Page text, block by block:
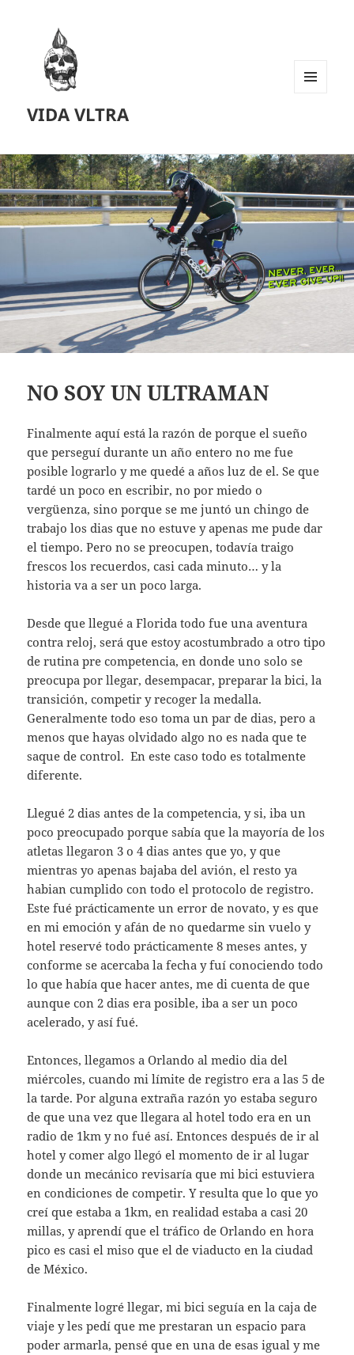
VIDA VLTRA
NO SOY UN ULTRAMAN
Finalmente aquí está la razón de porque el sueño
que perseguí durante un año entero no me fue
posible lograrlo y me quedé a años luz de el. Se que
tardé un poco en escribir, no por miedo o
vergüenza, sino porque se me juntó un chingo de
trabajo los dias que no estuve y apenas me pude dar
el tiempo. Pero no se preocupen, todavía traigo
frescos los recuerdos, casi cada minuto… y la
historia va a ser un poco larga.
Desde que llegué a Florida todo fue una aventura
contra reloj, será que estoy acostumbrado a otro tipo
de rutina pre competencia, en donde uno solo se
preocupa por llegar, desempacar, preparar la bici, la
transición, competir y recoger la medalla.
Generalmente todo eso toma un par de dias, pero a
menos que hayas olvidado algo no es nada que te
saque de control. En este caso todo es totalmente
diferente.
Llegué 2 dias antes de la competencia, y si, iba un
poco preocupado porque sabía que la mayoría de los
atletas llegaron 3 o 4 dias antes que yo, y que
mientras yo apenas bajaba del avión, el resto ya
habian cumplido con todo el protocolo de registro.
Este fué prácticamente un error de novato, y es que
en mi emoción y afán de no quedarme sin vuelo y
hotel reservé todo prácticamente 8 meses antes, y
conforme se acercaba la fecha y fuí conociendo todo
lo que había que hacer antes, me di cuenta de que
aunque con 2 dias era posible, iba a ser un poco
acelerado, y así fué.
Entonces, llegamos a Orlando al medio dia del
miércoles, cuando mi límite de registro era a las 5 de
la tarde. Por alguna extraña razón yo estaba seguro
de que una vez que llegara al hotel todo era en un
radio de 1km y no fué así. Entonces después de ir al
hotel y comer algo llegó el momento de ir al lugar
donde un mecánico revisaría que mi bici estuviera
en condiciones de competir. Y resulta que lo que yo
creí que estaba a 1km, en realidad estaba a casi 20
millas, y aprendí que el tráfico de Orlando en hora
pico es casi el miso que el de viaducto en la ciudad
de México.
Finalmente logré llegar, mi bici seguía en la caja de
viaje y les pedí que me prestaran un espacio para
poder armarla, pensé que en una de esas igual y me